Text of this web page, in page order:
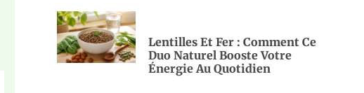
Lentilles Et Fer : Comment Ce
Duo Naturel Booste Votre
Énergie Au Quotidien